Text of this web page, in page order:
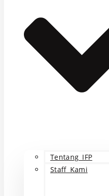
Tentang IFP
Staff Kami